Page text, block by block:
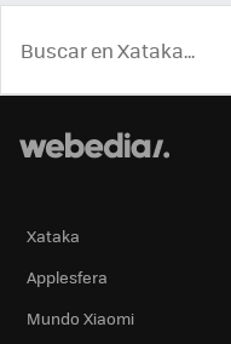
Xataka
Applesfera
Mundo Xiaomi